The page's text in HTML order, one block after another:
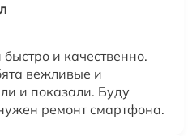
и качественно.
вежливые и
и показали. Буду
ремонт смартфона.